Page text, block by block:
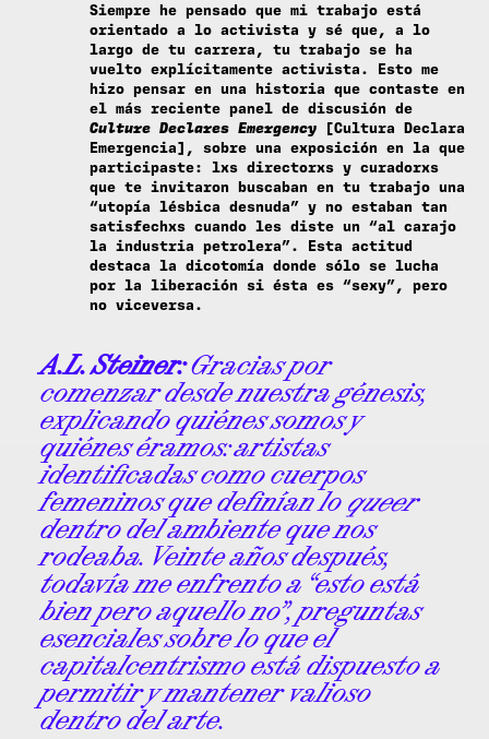
Siempre he pensado que mi trabajo está
orientado a lo activista y sé que, a lo
largo de tu carrera, tu trabajo se ha
vuelto explícitamente activista. Esto me
hizo pensar en una historia que contaste en
el más reciente panel de discusión de
Culture Declares Emergency [Cultura Declara
Emergencia], sobre una exposición en la que
participaste: lxs directorxs y curadorxs
que te invitaron buscaban en tu trabajo una
“utopía lésbica desnuda” y no estaban tan
satisfechxs cuando les diste un “al carajo
la industria petrolera”. Esta actitud
destaca la dicotomía donde sólo se lucha
por la liberación si ésta es “sexy”, pero
no viceversa.
A.L. Steiner:Gracias por
comenzar desde nuestra génesis,
explicando quiénes somos y
quiénes éramos: artistas
identificadas como cuerpos
femeninos que definían loqueer
dentro del ambiente que nos
rodeaba. Veinte años después,
todavía me enfrento a “esto está
bien pero aquello no”, preguntas
esenciales sobre lo que el
capitalcentrismo está dispuesto a
permitir y mantener valioso
dentro del arte.